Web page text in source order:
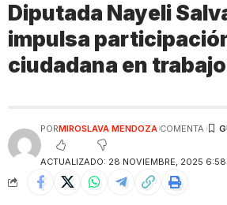
Diputada Nayeli
impulsa
ciudadana en
ACTUALIZADO: 28 NOVIEMBRE, 2025 6:58
PORMIROSLAVA MENDOZA COMENTA